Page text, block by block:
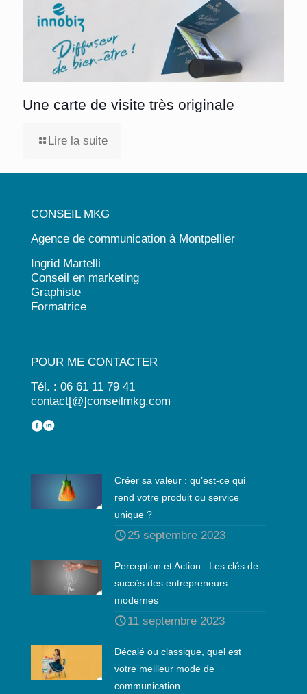
Une carte de visite très originale
Lire la suite
CONSEIL MKG
Agence de communication à Montpellier
Ingrid Martelli
Conseil en marketing
Graphiste
Formatrice
POUR ME CONTACTER
Tél. : 06 61 11 79 41
contact[@]conseilmkg.com
Créer sa valeur : qu’est-ce qui
rend votre produit ou service
unique ?
25 septembre 2023
Perception et Action : Les clés de
succès des entrepreneurs
modernes
11 septembre 2023
Décalé ou classique, quel est
votre meilleur mode de
communication